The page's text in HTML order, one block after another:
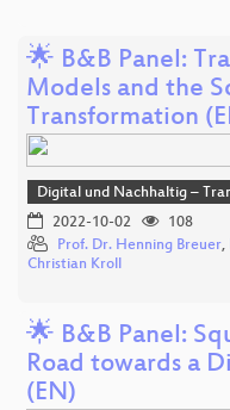
🌟 B&B Panel:
Models and the
Transformation
Digital und Nachhaltig –
2022-10-02
108
Prof. Dr. Henning Breuer,
Christian Kroll
🌟 B&B Panel:
Road towards a
(EN)